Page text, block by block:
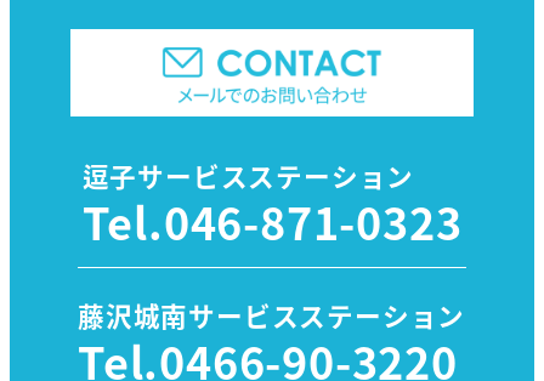
逗子サービスステーション
Tel.046-871-0323
藤沢城南サービスステーション
Tel.0466-90-3220